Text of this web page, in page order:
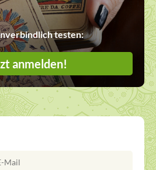
testen:
anmelden!